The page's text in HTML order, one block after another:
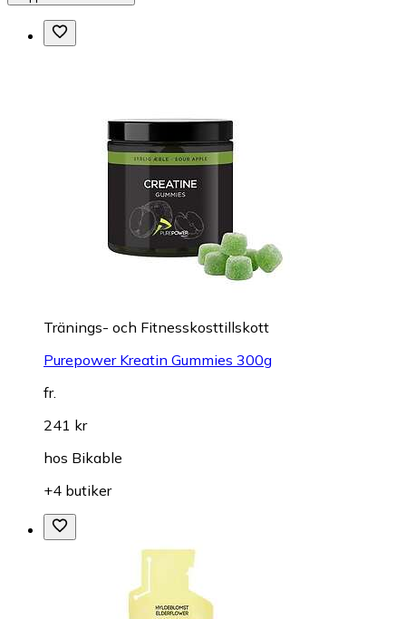
Tränings- och Fitnesskosttillskott
Purepower Kreatin Gummies 300g
fr.
241 kr
hos Bikable
+4 butiker